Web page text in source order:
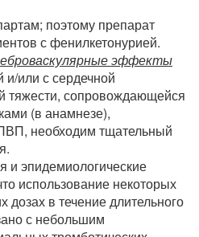
поэтому препарат
с фенилкетонурией.
эффекты
и/или с сердечной
тяжести, сопровождающейся
(в анамнезе),
необходим тщательный
и эпидемиологические
использование некоторых
в течение длительного
с небольшим